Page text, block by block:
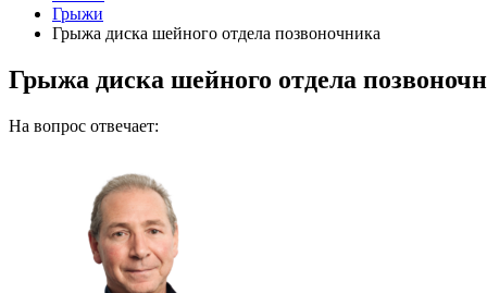
Грыжи
Грыжа диска шейного отдела позвоночника
Грыжа диска шейного отдела
На вопрос отвечает: